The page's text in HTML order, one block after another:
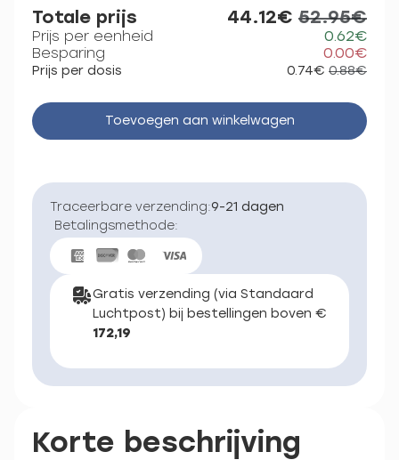
Totale prijs 44.12€ 52.95€
Prijs per eenheid
0.62€
Besparing
0.00€
Prijs per dosis 0.74€ 0.88€
Toevoegen aan winkelwagen
Traceerbare verzending:9-21 dagen
Betalingsmethode:
Gratis verzending (via Standaard
Luchtpost) bij bestellingen boven €
172,19
Korte beschrijving